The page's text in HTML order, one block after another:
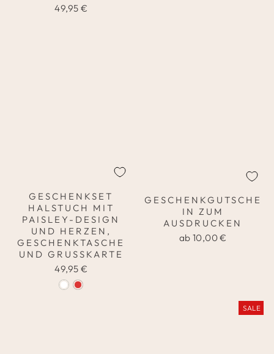
49,95 €
GESCHENKSET
HALSTUCH MIT
PAISLEY-DESIGN
UND HERZEN,
GESCHENKTASCHE
UND GRUSSKARTE
49,95 €
GESCHENKGUTSCHE
IN ZUM
AUSDRUCKEN
ab 10,00 €
SALE